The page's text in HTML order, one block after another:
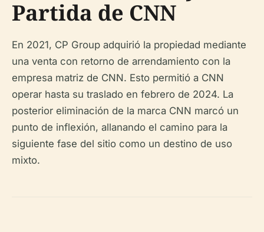
Partida de CNN
En 2021, CP Group adquirió la propiedad mediante
una venta con retorno de arrendamiento con la
empresa matriz de CNN. Esto permitió a CNN
operar hasta su traslado en febrero de 2024. La
posterior eliminación de la marca CNN marcó un
punto de inflexión, allanando el camino para la
siguiente fase del sitio como un destino de uso
mixto.